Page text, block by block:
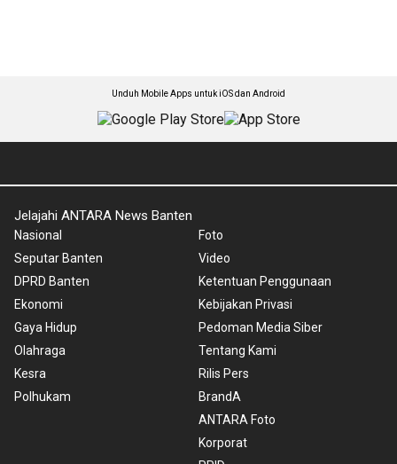
Unduh Mobile Apps untuk iOS dan Android
Jelajahi ANTARA News Banten
Nasional
Seputar Banten
DPRD Banten
Ekonomi
Gaya Hidup
Olahraga
Kesra
Polhukam
Foto
Video
Ketentuan Penggunaan
Kebijakan Privasi
Pedoman Media Siber
Tentang Kami
Rilis Pers
BrandA
ANTARA Foto
Korporat